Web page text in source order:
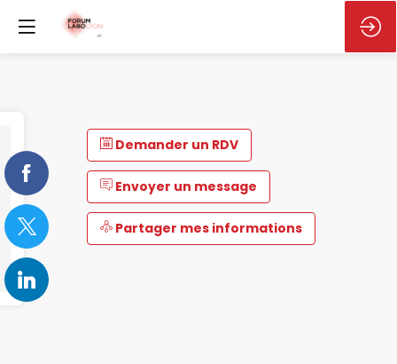
Demander un RDV
Envoyer un message
Partager mes informations